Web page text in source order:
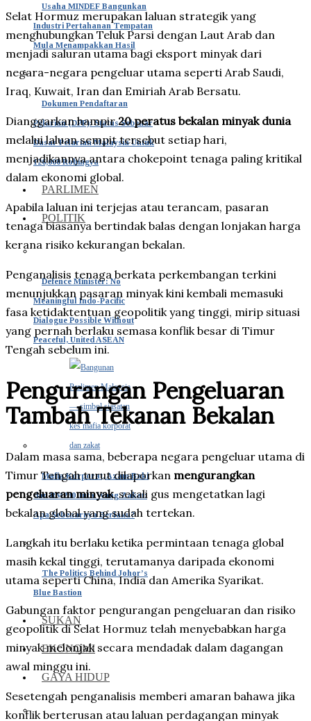
Usaha MINDEF Bangunkan
Industri Pertahanan Tempatan
Mula Menampakkan Hasil
Dokumen Pendaftaran
Pelarian (DPP): Status Sebenar
Dasar Pelarian Malaysia Untuk
126,000 Rohingya
PARLIMEN
POLITIK
Defence Minister: No
Meaningful Indo-Pacific
Dialogue Possible Without
Peaceful, United ASEAN
Mafia Korporat, Azam Baki
dan RM230 Juta Wang Zakat:
Apa Sebenarnya Berlaku?
The Politics Behind Johor’s
Blue Bastion
SUKAN
EKONOMI
GAYA HIDUP
Selat Hormuz merupakan laluan strategik yang
menghubungkan Teluk Parsi dengan Laut Arab dan
menjadi saluran utama bagi eksport minyak dari
negara-negara pengeluar utama seperti Arab Saudi,
Iraq, Kuwait, Iran dan Emiriah Arab Bersatu.
Dianggarkan hampir20 peratus bekalan minyak dunia
melalui laluan sempit tersebut setiap hari,
menjadikannya antara chokepoint tenaga paling kritikal
dalam ekonomi global.
Apabila laluan ini terjejas atau terancam, pasaran
tenaga biasanya bertindak balas dengan lonjakan harga
kerana risiko kekurangan bekalan.
Penganalisis tenaga berkata perkembangan terkini
menunjukkan pasaran minyak kini kembali memasuki
fasa ketidaktentuan geopolitik yang tinggi, mirip situasi
yang pernah berlaku semasa konflik besar di Timur
Tengah sebelum ini.
Pengurangan Pengeluaran
Tambah Tekanan Bekalan
Dalam masa sama, beberapa negara pengeluar utama di
Timur Tengah turut dilaporkan mengurangkan
pengeluaran minyak, sekali gus mengetatkan lagi
bekalan global yang sudah tertekan.
Langkah itu berlaku ketika permintaan tenaga global
masih kekal tinggi, terutamanya daripada ekonomi
utama seperti China, India dan Amerika Syarikat.
Gabungan faktor pengurangan pengeluaran dan risiko
geopolitik di Selat Hormuz telah menyebabkan harga
minyak melonjak secara mendadak dalam dagangan
awal minggu ini.
Sesetengah penganalisis memberi amaran bahawa jika
konflik berterusan atau laluan perdagangan minyak